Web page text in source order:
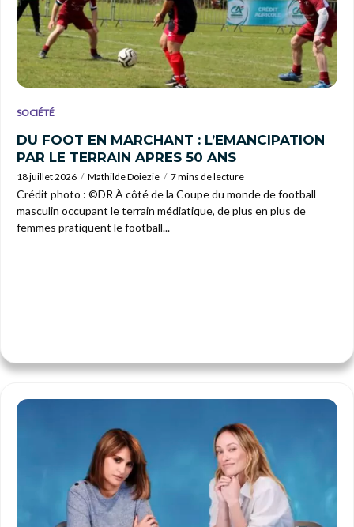
SOCIÉTÉ
DU FOOT EN MARCHANT : L’EMANCIPATION
PAR LE TERRAIN APRES 50 ANS
18 juillet 2026 Mathilde Doiezie 7 mins de lecture
Crédit photo : ©DR À côté de la Coupe du monde de football
masculin occupant le terrain médiatique, de plus en plus de
femmes pratiquent le football...